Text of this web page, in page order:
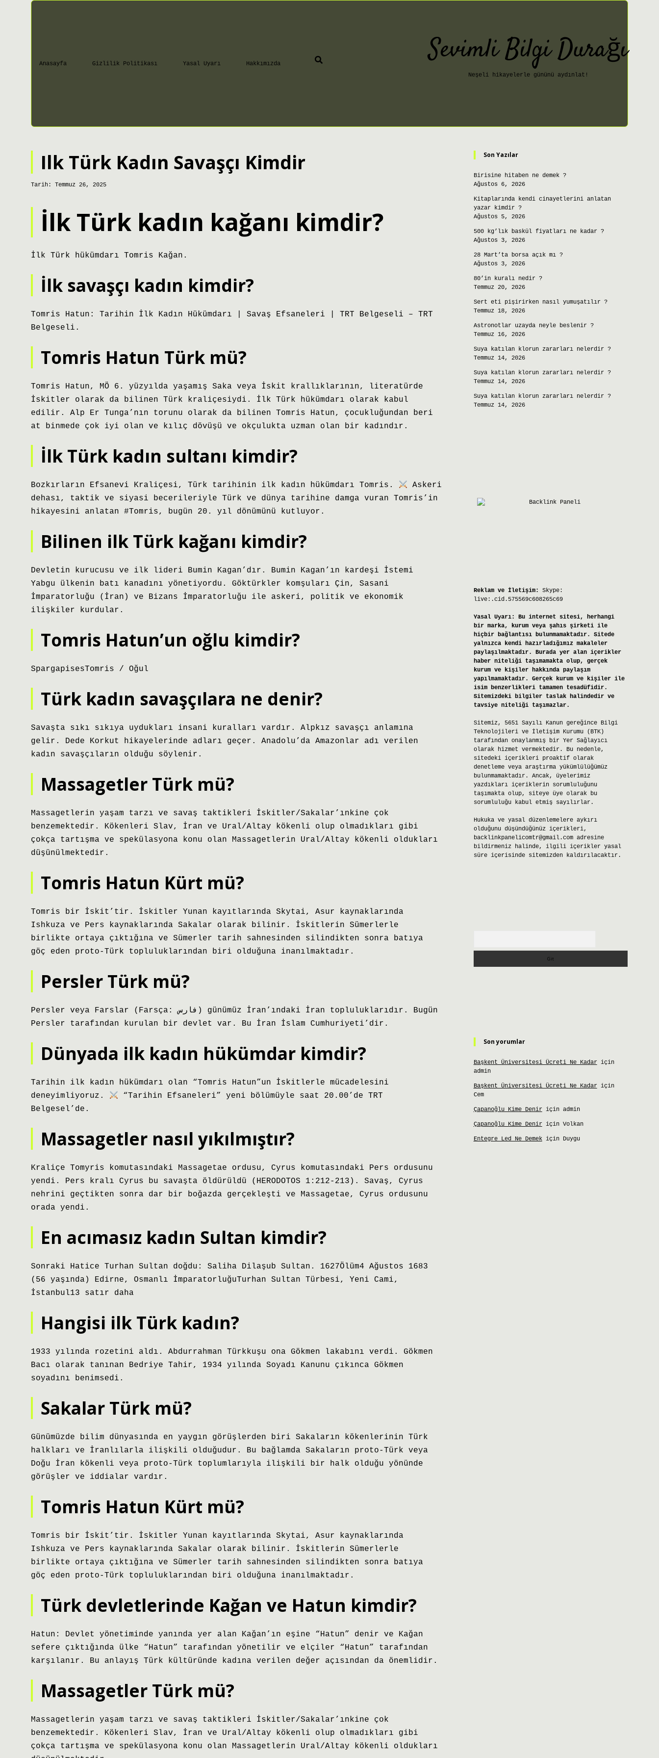
Anasayfa Gizlilik Politikası Yasal Uyarı Hakkımızda Sevimli Bilgi Durağı
Neşeli hikayelerle gününü aydınlat!
Ilk Türk Kadın Savaşçı Kimdir
Tarih: Temmuz 26, 2025
İlk Türk kadın kağanı kimdir?
İlk Türk hükümdarı Tomris Kağan.
İlk savaşçı kadın kimdir?
Tomris Hatun: Tarihin İlk Kadın Hükümdarı | Savaş Efsaneleri | TRT Belgeseli – TRT
Belgeseli.
Tomris Hatun Türk mü?
Tomris Hatun, MÖ 6. yüzyılda yaşamış Saka veya İskit krallıklarının, literatürde
İskitler olarak da bilinen Türk kraliçesiydi. İlk Türk hükümdarı olarak kabul
edilir. Alp Er Tunga’nın torunu olarak da bilinen Tomris Hatun, çocukluğundan beri
at binmede çok iyi olan ve kılıç dövüşü ve okçulukta uzman olan bir kadındır.
İlk Türk kadın sultanı kimdir?
Bozkırların Efsanevi Kraliçesi, Türk tarihinin ilk kadın hükümdarı Tomris.
Askeri
dehası, taktik ve siyasi becerileriyle Türk ve dünya tarihine damga vuran Tomris’in
hikayesini anlatan #Tomris, bugün 20. yıl dönümünü kutluyor.
Bilinen ilk Türk kağanı kimdir?
Devletin kurucusu ve ilk lideri Bumin Kagan’dır. Bumin Kagan’ın kardeşi İstemi
Yabgu ülkenin batı kanadını yönetiyordu. Göktürkler komşuları Çin, Sasani
İmparatorluğu (İran) ve Bizans İmparatorluğu ile askeri, politik ve ekonomik
ilişkiler kurdular.
Tomris Hatun’un oğlu kimdir?
SpargapisesTomris / Oğul
Türk kadın savaşçılara ne denir?
Savaşta sıkı sıkıya uydukları insani kuralları vardır. Alpkız savaşçı anlamına
gelir. Dede Korkut hikayelerinde adları geçer. Anadolu’da Amazonlar adı verilen
kadın savaşçıların olduğu söylenir.
Massagetler Türk mü?
Massagetlerin yaşam tarzı ve savaş taktikleri İskitler/Sakalar’ınkine çok
benzemektedir. Kökenleri Slav, İran ve Ural/Altay kökenli olup olmadıkları gibi
çokça tartışma ve spekülasyona konu olan Massagetlerin Ural/Altay kökenli oldukları
düşünülmektedir.
Tomris Hatun Kürt mü?
Tomris bir İskit’tir. İskitler Yunan kayıtlarında Skytai, Asur kaynaklarında
Ishkuza ve Pers kaynaklarında Sakalar olarak bilinir. İskitlerin Sümerlerle
birlikte ortaya çıktığına ve Sümerler tarih sahnesinden silindikten sonra batıya
göç eden proto-Türk topluluklarından biri olduğuna inanılmaktadır.
Persler Türk mü?
Persler veya Farslar (Farsça: فارس) günümüz İran’ındaki İran topluluklarıdır. Bugün
Persler tarafından kurulan bir devlet var. Bu İran İslam Cumhuriyeti’dir.
Dünyada ilk kadın hükümdar kimdir?
Tarihin ilk kadın hükümdarı olan “Tomris Hatun”un İskitlerle mücadelesini
deneyimliyoruz.
“Tarihin Efsaneleri” yeni bölümüyle saat 20.00’de TRT
Belgesel’de.
Massagetler nasıl yıkılmıştır?
Kraliçe Tomyris komutasındaki Massagetae ordusu, Cyrus komutasındaki Pers ordusunu
yendi. Pers kralı Cyrus bu savaşta öldürüldü (HERODOTOS 1:212-213). Savaş, Cyrus
nehrini geçtikten sonra dar bir boğazda gerçekleşti ve Massagetae, Cyrus ordusunu
orada yendi.
En acımasız kadın Sultan kimdir?
Sonraki Hatice Turhan Sultan doğdu: Saliha Dilaşub Sultan. 1627Ölüm4 Ağustos 1683
(56 yaşında) Edirne, Osmanlı İmparatorluğuTurhan Sultan Türbesi, Yeni Cami,
İstanbul13 satır daha
Hangisi ilk Türk kadın?
1933 yılında rozetini aldı. Abdurrahman Türkkuşu ona Gökmen lakabını verdi. Gökmen
Bacı olarak tanınan Bedriye Tahir, 1934 yılında Soyadı Kanunu çıkınca Gökmen
soyadını benimsedi.
Sakalar Türk mü?
Günümüzde bilim dünyasında en yaygın görüşlerden biri Sakaların kökenlerinin Türk
halkları ve İranlılarla ilişkili olduğudur. Bu bağlamda Sakaların proto-Türk veya
Doğu İran kökenli veya proto-Türk toplumlarıyla ilişkili bir halk olduğu yönünde
görüşler ve iddialar vardır.
Tomris Hatun Kürt mü?
Tomris bir İskit’tir. İskitler Yunan kayıtlarında Skytai, Asur kaynaklarında
Ishkuza ve Pers kaynaklarında Sakalar olarak bilinir. İskitlerin Sümerlerle
birlikte ortaya çıktığına ve Sümerler tarih sahnesinden silindikten sonra batıya
göç eden proto-Türk topluluklarından biri olduğuna inanılmaktadır.
Türk devletlerinde Kağan ve Hatun kimdir?
Hatun: Devlet yönetiminde yanında yer alan Kağan’ın eşine “Hatun” denir ve Kağan
sefere çıktığında ülke “Hatun” tarafından yönetilir ve elçiler “Hatun” tarafından
karşılanır. Bu anlayış Türk kültüründe kadına verilen değer açısından da önemlidir.
Massagetler Türk mü?
Massagetlerin yaşam tarzı ve savaş taktikleri İskitler/Sakalar’ınkine çok
benzemektedir. Kökenleri Slav, İran ve Ural/Altay kökenli olup olmadıkları gibi
çokça tartışma ve spekülasyona konu olan Massagetlerin Ural/Altay kökenli oldukları
Sidebar
Son Yazılar
Birisine hitaben ne demek ?
Ağustos 6, 2026
Kitaplarında kendi cinayetlerini anlatan
yazar kimdir ?
Ağustos 5, 2026
500 kg’lık baskül fiyatları ne kadar ?
Ağustos 3, 2026
28 Mart’ta borsa açık mı ?
Ağustos 3, 2026
80’in kuralı nedir ?
Temmuz 20, 2026
Sert eti pişirirken nasıl yumuşatılır ?
Temmuz 18, 2026
Astronotlar uzayda neyle beslenir ?
Temmuz 16, 2026
Suya katılan klorun zararları nelerdir ?
Temmuz 14, 2026
Suya katılan klorun zararları nelerdir ?
Temmuz 14, 2026
Suya katılan klorun zararları nelerdir ?
Temmuz 14, 2026
Reklam ve İletişim:
Skype:
live:.cid.575569c608265c69
Yasal Uyarı:
Bu internet sitesi, herhangi
bir marka, kurum veya şahıs şirketi ile
hiçbir bağlantısı bulunmamaktadır. Sitede
yalnızca kendi hazırladığımız makaleler
paylaşılmaktadır. Burada yer alan içerikler
haber niteliği taşımamakta olup, gerçek
kurum ve kişiler hakkında paylaşım
yapılmamaktadır. Gerçek kurum ve kişiler ile
isim benzerlikleri tamamen tesadüfidir.
Sitemizdeki bilgiler taslak halindedir ve
tavsiye niteliği taşımazlar.
Sitemiz, 5651 Sayılı Kanun gereğince Bilgi
Teknolojileri ve İletişim Kurumu (BTK)
tarafından onaylanmış bir Yer Sağlayıcı
olarak hizmet vermektedir. Bu nedenle,
sitedeki içerikleri proaktif olarak
denetleme veya araştırma yükümlülüğümüz
bulunmamaktadır. Ancak, üyelerimiz
yazdıkları içeriklerin sorumluluğunu
taşımakta olup, siteye üye olarak bu
sorumluluğu kabul etmiş sayılırlar.
Hukuka ve yasal düzenlemelere aykırı
olduğunu düşündüğünüz içerikleri,
backlinkpanelicomtr@gmail.comadresine
bildirmeniz halinde, ilgili içerikler yasal
süre içerisinde sitemizden kaldırılacaktır.
Son yorumlar
Başkent Üniversitesi Ücreti Ne Kadariçin
admin
Başkent Üniversitesi Ücreti Ne Kadariçin
Cem
Çapanoğlu Kime Deniriçin admin
Çapanoğlu Kime Deniriçin Volkan
Entegre Led Ne Demekiçin Duygu